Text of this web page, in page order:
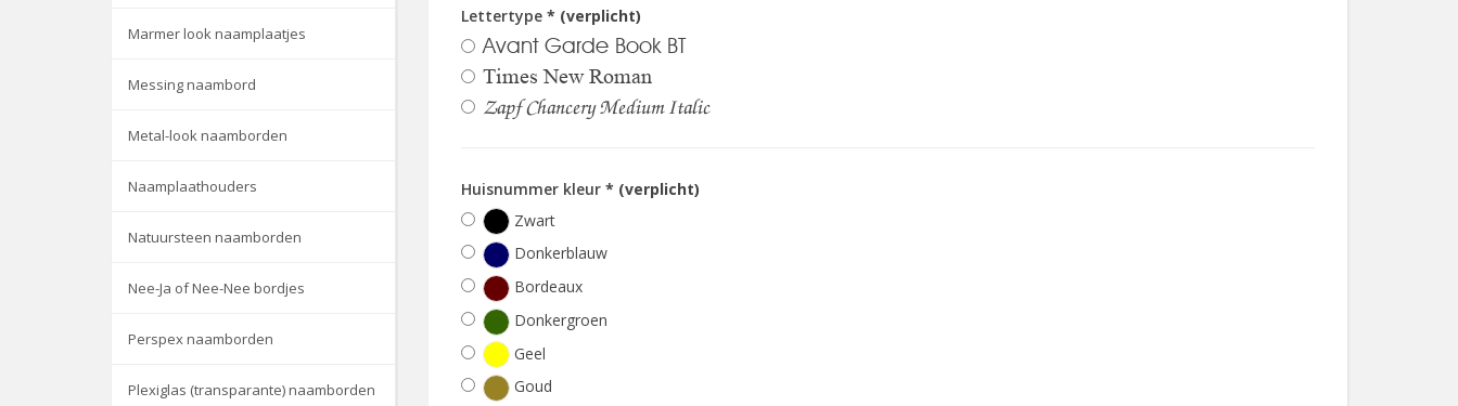
Marmer look naamplaatjes
Messing naambord
Metal-look naamborden
Naamplaathouders
Natuursteen naamborden
Nee-Ja of Nee-Nee bordjes
Perspex naamborden
Plexiglas (transparante) naamborden
Lettertype * (verplicht)
Avant Garde Book BT
Times New Roman
Zapf Chancery Medium Italic
Huisnummer kleur * (verplicht)
Zwart
Donkerblauw
Bordeaux
Donkergroen
Geel
Goud